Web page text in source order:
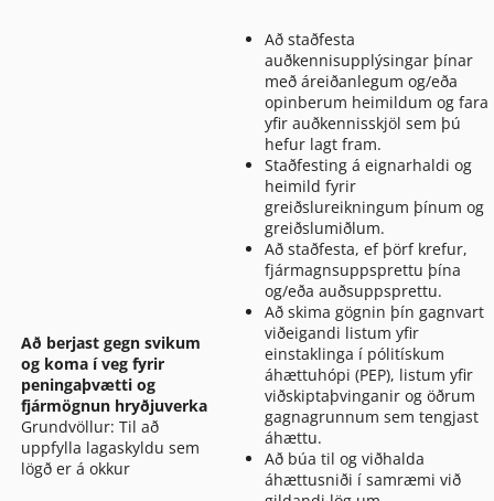
Að berjast gegn svikum
og koma í veg fyrir
peningaþvætti og
fjármögnun hryðjuverka
Grundvöllur: Til að
uppfylla lagaskyldu sem
lögð er á okkur
Að staðfesta
auðkennisupplýsingar þínar
með áreiðanlegum og/eða
opinberum heimildum og fara
yfir auðkennisskjöl sem þú
hefur lagt fram.
Staðfesting á eignarhaldi og
heimild fyrir
greiðslureikningum þínum og
greiðslumiðlum.
Að staðfesta, ef þörf krefur,
fjármagnsuppsprettu þína
og/eða auðsuppsprettu.
Að skima gögnin þín gagnvart
viðeigandi listum yfir
einstaklinga í pólitískum
áhættuhópi (PEP), listum yfir
viðskiptaþvinganir og öðrum
gagnagrunnum sem tengjast
áhættu.
Að búa til og viðhalda
áhættusniði í samræmi við